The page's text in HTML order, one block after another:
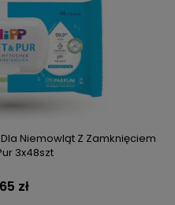
Niemowląt Z Zamknięciem
3x48szt
zł